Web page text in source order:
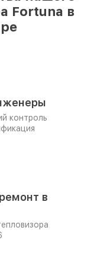
Fortuna в
контроль
в